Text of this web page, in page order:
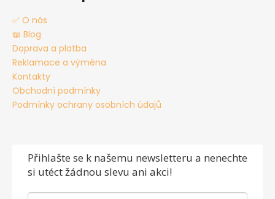
✅ O nás
📖 Blog
Doprava a platba
Reklamace a výměna
Kontakty
Obchodní podmínky
Podmínky ochrany osobních údajů
Přihlašte se k našemu newsletteru a nenechte
si utéct žádnou slevu ani akci!